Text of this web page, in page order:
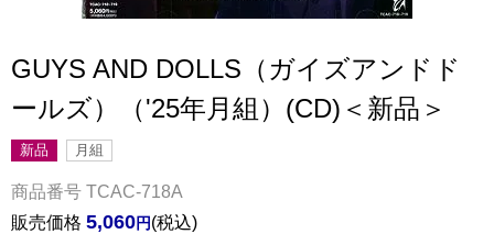
GUYS AND DOLLS（ガイズアンドド
ールズ）（'25年月組）(CD)＜新品＞
新品 月組
商品番号 TCAC-718A
販売価格 5,060 税込